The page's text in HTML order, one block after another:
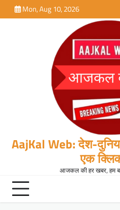
to
Mon, Aug 10, 2026
AajKal Web: देश-
एक
आजकल की हर खबर, हम